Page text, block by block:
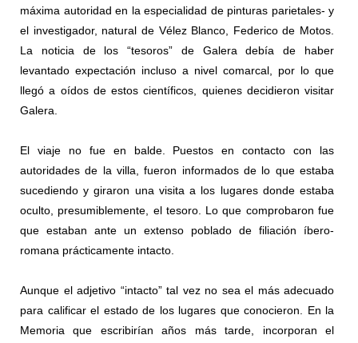
máxima autoridad en la especialidad de pinturas parietales- y
el investigador, natural de Vélez Blanco, Federico de Motos.
La noticia de los “tesoros” de Galera debía de haber
levantado expectación incluso a nivel comarcal, por lo que
llegó a oídos de estos científicos, quienes decidieron visitar
Galera.
El viaje no fue en balde. Puestos en contacto con las
autoridades de la villa, fueron informados de lo que estaba
sucediendo y giraron una visita a los lugares donde estaba
oculto, presumiblemente, el tesoro. Lo que comprobaron fue
que estaban ante un extenso poblado de filiación íbero-
romana prácticamente intacto.
Aunque el adjetivo “intacto” tal vez no sea el más adecuado
para calificar el estado de los lugares que conocieron. En la
Memoria que escribirían años más tarde, incorporan el